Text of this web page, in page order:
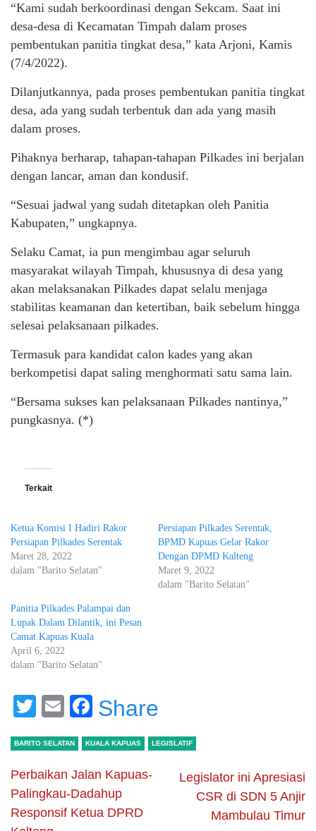
“Kami sudah berkoordinasi dengan Sekcam. Saat ini
desa-desa di Kecamatan Timpah dalam proses
pembentukan panitia tingkat desa,” kata Arjoni, Kamis
(7/4/2022).
Dilanjutkannya, pada proses pembentukan panitia tingkat
desa, ada yang sudah terbentuk dan ada yang masih
dalam proses.
Pihaknya berharap, tahapan-tahapan Pilkades ini berjalan
dengan lancar, aman dan kondusif.
“Sesuai jadwal yang sudah ditetapkan oleh Panitia
Kabupaten,” ungkapnya.
Selaku Camat, ia pun mengimbau agar seluruh
masyarakat wilayah Timpah, khususnya di desa yang
akan melaksanakan Pilkades dapat selalu menjaga
stabilitas keamanan dan ketertiban, baik sebelum hingga
selesai pelaksanaan pilkades.
Termasuk para kandidat calon kades yang akan
berkompetisi dapat saling menghormati satu sama lain.
“Bersama sukses kan pelaksanaan Pilkades nantinya,”
pungkasnya. (*)
Terkait
Ketua Komisi I Hadiri Rakor
Persiapan Pilkades Serentak
Maret 28, 2022
dalam "Barito Selatan"
Persiapan Pilkades Serentak,
BPMD Kapuas Gelar Rakor
Dengan DPMD Kalteng
Maret 9, 2022
dalam "Barito Selatan"
Panitia Pilkades Palampai dan
Lupak Dalam Dilantik, ini Pesan
Camat Kapuas Kuala
April 6, 2022
dalam "Barito Selatan"
Twitter
EmailFacebook
Share
BARITO SELATAN KUALA KAPUAS LEGISLATIF
Perbaikan Jalan Kapuas-
Palingkau-Dadahup
Responsif Ketua DPRD
Legislator ini Apresiasi
CSR di SDN 5 Anjir
Mambulau Timur